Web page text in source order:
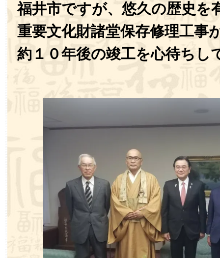
福井市ですが、悠久の歴史を
重要文化財諸堂保存修理工事
約１０年後の竣工を心待ちし